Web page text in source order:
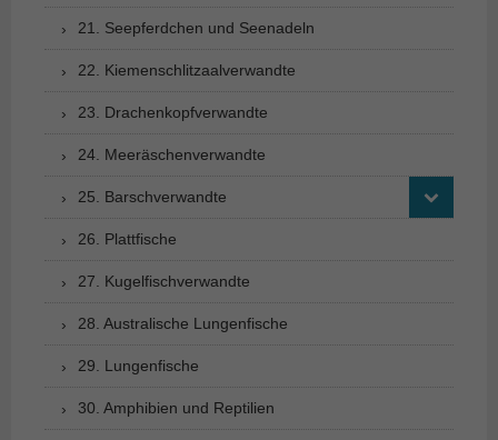
21. Seepferdchen und Seenadeln
22. Kiemenschlitzaalverwandte
23. Drachenkopfverwandte
24. Meeräschenverwandte
25. Barschverwandte
26. Plattfische
27. Kugelfischverwandte
28. Australische Lungenfische
29. Lungenfische
30. Amphibien und Reptilien